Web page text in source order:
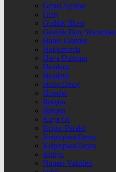
Genel Ayarlar
Giriş
Gizlilik İlkesi
Günlük Burç Yorumları
Haber Gönder
Hakkımızda
Hava Durumu
Header4
Header4
Hisse Detay
Hisseler
İletişim
İletişim
Kayıt Ol
Kripto Paralar
Kriptopara Detay
Kriptopara Detay
Künye
Namaz Vakitleri